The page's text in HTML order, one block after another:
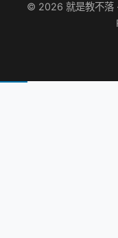
© 2026 就是教不落